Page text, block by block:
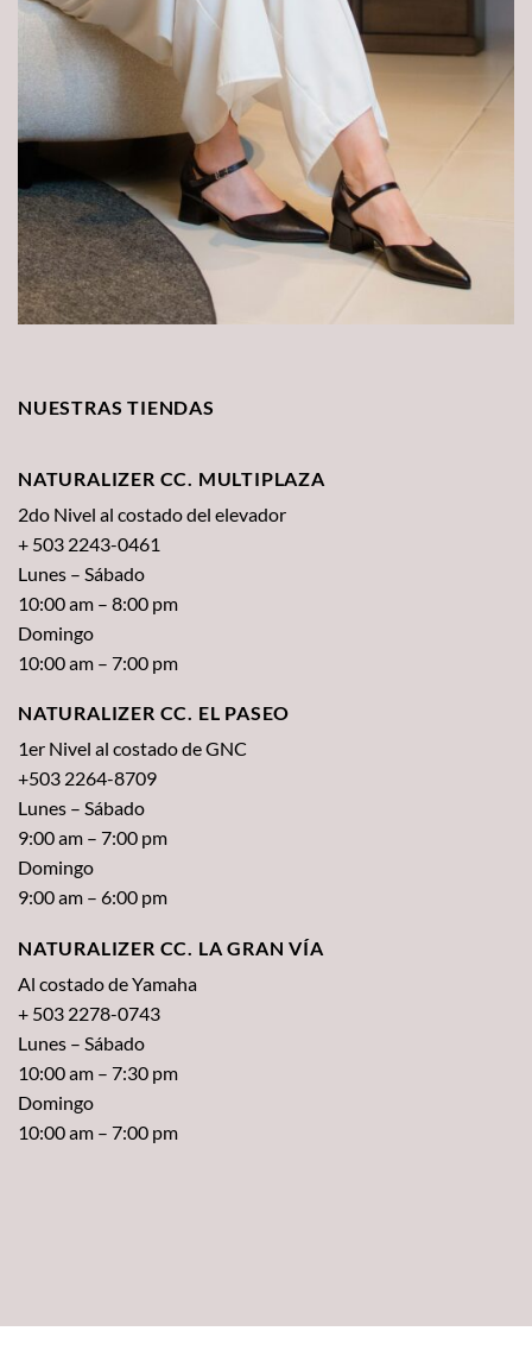
NUESTRAS TIENDAS
NATURALIZER CC. MULTIPLAZA
2do Nivel al costado del elevador
+ 503 2243-0461
Lunes – Sábado
10:00 am – 8:00 pm
Domingo
10:00 am – 7:00 pm
NATURALIZER CC. EL PASEO
1er Nivel al costado de GNC
+503 2264-8709
Lunes – Sábado
9:00 am – 7:00 pm
Domingo
9:00 am – 6:00 pm
NATURALIZER CC. LA GRAN VÍA
Al costado de Yamaha
+ 503 2278-0743
Lunes – Sábado
10:00 am – 7:30 pm
Domingo
10:00 am – 7:00 pm